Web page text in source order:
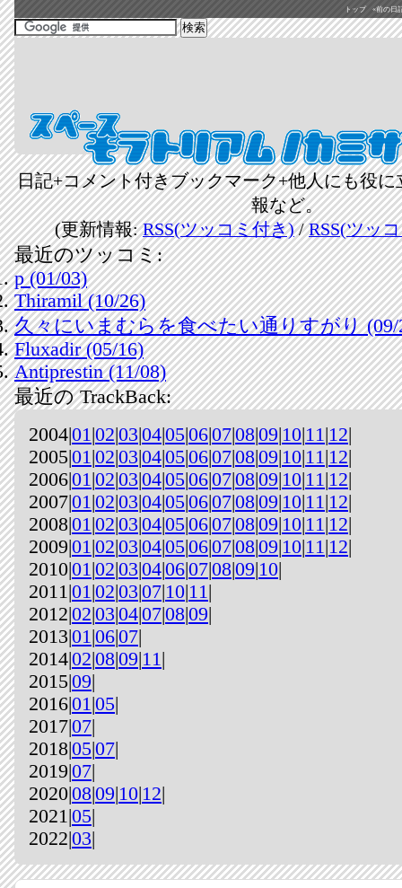
トップ «前の日
日記+コメント付きブックマーク+他人にも役
報など。
(更新情報:RSS(ツッコミ付き)/RSS(ツッ
最近のツッコミ:
p (01/03)
Thiramil (10/26)
久々にいまむらを食べたい通りすがり (09/
Fluxadir (05/16)
Antiprestin (11/08)
最近の TrackBack:
2004|01|02|03|04|05|06|07|08|09|10|11|12|
2005|01|02|03|04|05|06|07|08|09|10|11|12|
2006|01|02|03|04|05|06|07|08|09|10|11|12|
2007|01|02|03|04|05|06|07|08|09|10|11|12|
2008|01|02|03|04|05|06|07|08|09|10|11|12|
2009|01|02|03|04|05|06|07|08|09|10|11|12|
2010|01|02|03|04|06|07|08|09|10|
2011|01|02|03|07|10|11|
2012|02|03|04|07|08|09|
2013|01|06|07|
2014|02|08|09|11|
2015|09|
2016|01|05|
2017|07|
2018|05|07|
2019|07|
2020|08|09|10|12|
2021|05|
2022|03|